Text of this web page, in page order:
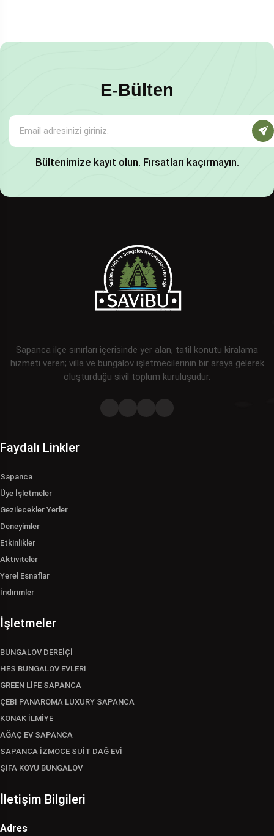
E-Bülten
Bültenimize kayıt olun. Fırsatları kaçırmayın.
Sapanca ilçe sınırları içerisinde yer alan, tatil konutu kiralama
hizmeti veren; villa ve bungalov işletmecilerinin bir araya gelerek
oluşturduğu sivil toplum kuruluşudur.
Faydalı Linkler
Sapanca
Üye İşletmeler
Gezilecekler Yerler
Deneyimler
Etkinlikler
Aktiviteler
Yerel Esnaflar
İndirimler
İşletmeler
BUNGALOV DEREİÇİ
HES BUNGALOV EVLERİ
GREEN LİFE SAPANCA
ÇEBİ PANAROMA LUXURY SAPANCA
KONAK İLMİYE
AĞAÇ EV SAPANCA
SAPANCA İZMOCE SUİT DAĞ EVİ
ŞİFA KÖYÜ BUNGALOV
İletişim Bilgileri
Adres